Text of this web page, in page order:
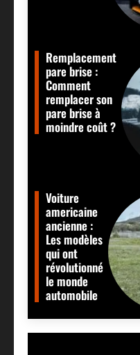
Remplacement
pare brise :
Comment
remplacer son
pare brise à
moindre coût ?
Voiture
americaine
ancienne :
Les modèles
qui ont
révolutionné
le monde
automobile